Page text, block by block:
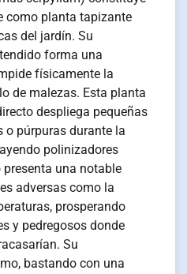
como planta tapizante
del jardín. Su
forma una
físicamente la
de malezas. Esta planta
despliega pequeñas
o púrpuras durante la
polinizadores
una notable
adversas como la
prosperando
y pedregosos donde
Su
bastando con una